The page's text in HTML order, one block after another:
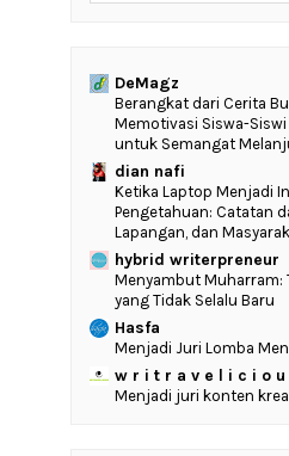
DeMagz
‎Berangkat dari Cerita
Memotivasi Siswa-Siswi
untuk Semangat
dian nafi
Ketika Laptop Menjadi
Pengetahuan: Catatan
Lapangan, dan
hybrid writerpreneur
Menyambut Muharram:
yang Tidak Selalu Baru
Hasfa
Menjadi Juri Lomba
w r i t r a v e l i c i o u
Menjadi juri konten